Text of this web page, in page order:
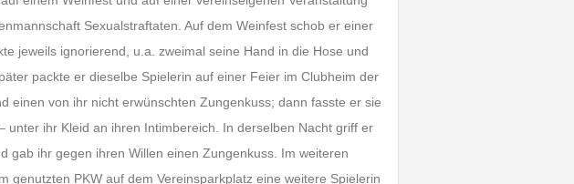
Sexualstraftaten. Auf dem Weinfest schob er einer
jeweils ignorierend, u.a. zweimal seine Hand in die Hose und
packte er dieselbe Spielerin auf einer Feier im Clubheim der
einen von ihr nicht erwünschten Zungenkuss; dann fasste er sie
unter ihr Kleid an ihren Intimbereich. In derselben Nacht griff er
gab ihr gegen ihren Willen einen Zungenkuss. Im weiteren
genutzten PKW auf dem Vereinsparkplatz eine weitere Spielerin